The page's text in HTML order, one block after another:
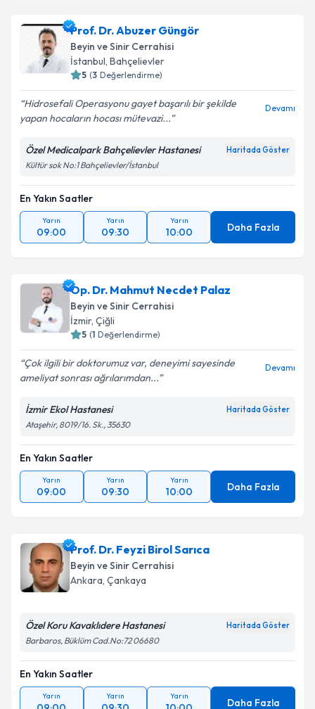
Prof. Dr. Abuzer Güngör
Beyin ve Sinir Cerrahisi
İstanbul, Bahçelievler
5 (3 Değerlendirme)
Hidrosefali Operasyonu gayet başarılı bir şekilde
yapan hocaların hocası mütevazi...
Devamı
Özel Medicalpark Bahçelievler Hastanesi Haritada Göster
Kültür sok No:1 Bahçelievler/İstanbul
En Yakın Saatler
Yarın
09:00
Yarın
09:30
Yarın
10:00 Daha Fazla
Op. Dr. Mahmut Necdet Palaz
Beyin ve Sinir Cerrahisi
İzmir, Çiğli
5 (1 Değerlendirme)
Çok ilgili bir doktorumuz var, deneyimi sayesinde
ameliyat sonrası ağrılarımdan...
Devamı
İzmir Ekol Hastanesi Haritada Göster
Ataşehir, 8019/16. Sk., 35630
En Yakın Saatler
Yarın
09:00
Yarın
09:30
Yarın
10:00 Daha Fazla
Prof. Dr. Feyzi Birol Sarıca
Beyin ve Sinir Cerrahisi
Ankara, Çankaya
Özel Koru Kavaklıdere Hastanesi Haritada Göster
Barbaros, Büklüm Cad.No:72 06680
En Yakın Saatler
Yarın Yarın Yarın
Daha Fazla